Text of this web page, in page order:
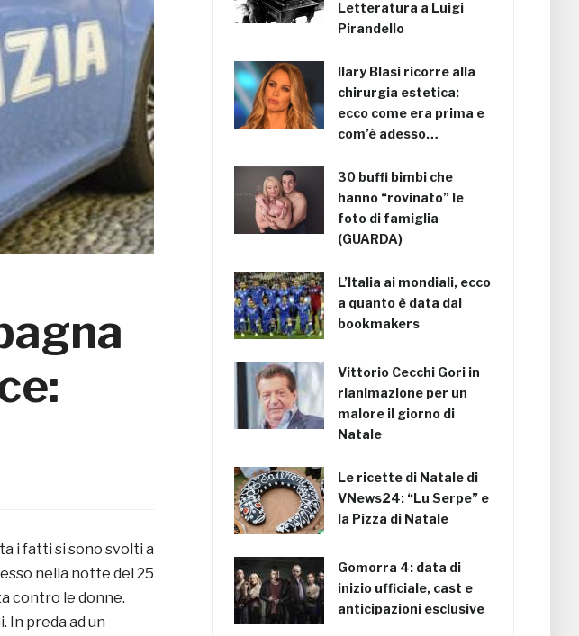
i fatti si sono svolti a
nella notte del 25
contro le donne.
In preda ad un
Letteratura a Luigi
Pirandello
Ilary Blasi ricorre alla
chirurgia estetica:
ecco come era prima e
com’è adesso…
30 buffi bimbi che
hanno “rovinato” le
foto di famiglia
(GUARDA)
L’Italia ai mondiali, ecco
a quanto è data dai
bookmakers
Vittorio Cecchi Gori in
rianimazione per un
malore il giorno di
Natale
Le ricette di Natale di
VNews24: “Lu Serpe” e
la Pizza di Natale
Gomorra 4: data di
inizio ufficiale, cast e
anticipazioni esclusive